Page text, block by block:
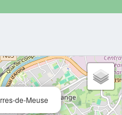
de-Meuse